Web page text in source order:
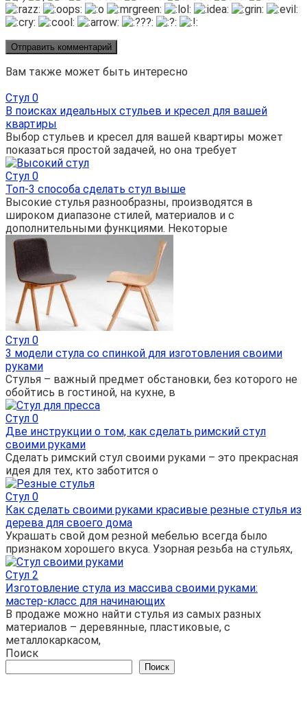
Вам также может быть интересно
Стул 0
В поисках идеальных стульев и кресел для вашей
квартиры
Выбор стульев и кресел для вашей квартиры может
показаться простой задачей, но она требует
Стул 0
Топ-3 способа сделать стул выше
Высокие стулья разнообразны, производятся в
широком диапазоне стилей, материалов и с
дополнительными функциями. Некоторые
Стул 0
3 модели стула со спинкой для изготовления своими
руками
Стулья – важный предмет обстановки, без которого не
обойтись в гостиной, на кухне, в
Стул 0
Две инструкции о том, как сделать римский стул
своими руками
Сделать римский стул своими руками – это прекрасная
идея для тех, кто заботится о
Стул 0
Как сделать своими руками красивые резные стулья из
дерева для своего дома
Украшать свой дом резной мебелью всегда было
признаком хорошего вкуса. Узорная резьба на стульях,
Стул 2
Изготовление стула из массива своими руками:
мастер-класс для начинающих
В продаже можно найти стулья из самых разных
материалов – деревянные, пластиковые, с
металлокаркасом,
Поиск
Поиск